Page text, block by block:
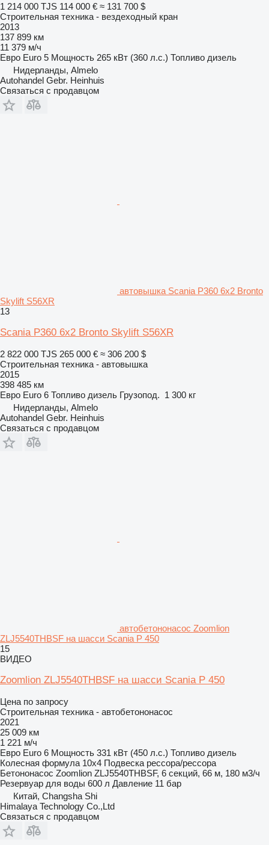
1 214 000 TJS 114 000 € ≈ 131 700 $
Строительная техника - вездеходный кран
2013
137 899 км
11 379 м/ч
Евро Euro 5 Мощность 265 кВт (360 л.с.) Топливо дизель
Нидерланды, Almelo
Autohandel Gebr. Heinhuis
Связаться с продавцом
автовышка Scania P360 6x2 Bronto
Skylift S56XR
13
Scania P360 6x2 Bronto Skylift S56XR
2 822 000 TJS 265 000 € ≈ 306 200 $
Строительная техника - автовышка
2015
398 485 км
Евро Euro 6 Топливо дизель Грузопод. 1 300 кг
Нидерланды, Almelo
Autohandel Gebr. Heinhuis
Связаться с продавцом
автобетононасос Zoomlion
ZLJ5540THBSF на шасси Scania P 450
15
ВИДЕО
Zoomlion ZLJ5540THBSF на шасси Scania P 450
Цена по запросу
Строительная техника - автобетононасос
2021
25 009 км
1 221 м/ч
Евро Euro 6 Мощность 331 кВт (450 л.с.) Топливо дизель
Колесная формула 10x4 Подвеска рессора/рессора
Бетононасос Zoomlion ZLJ5540THBSF, 6 секций, 66 м, 180 м3/ч
Резервуар для воды 600 л Давление 11 бар
Китай, Changsha Shi
Himalaya Technology Co.,Ltd
Связаться с продавцом